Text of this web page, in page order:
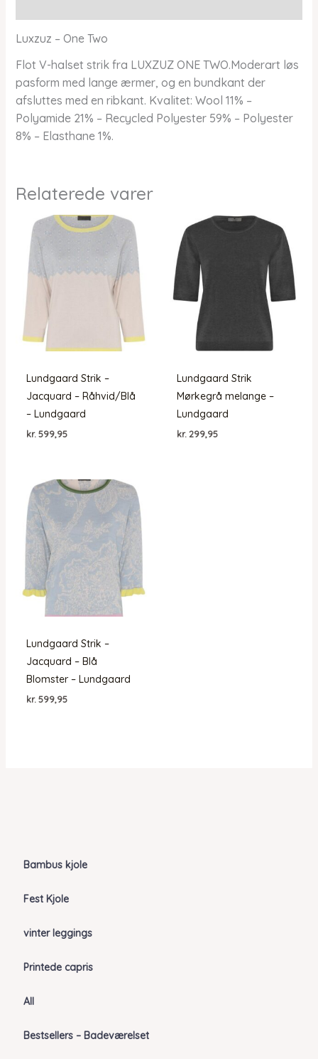
Bambus kjole
Fest Kjole
vinter leggings
Printede capris
All
Bestsellers – Badeværelset
Luxzuz – One Two
Flot V-halset strik fra LUXZUZ ONE TWO.Moderart løs
pasform med lange ærmer, og en bundkant der
afsluttes med en ribkant. Kvalitet: Wool 11% –
Polyamide 21% – Recycled Polyester 59% – Polyester
8% – Elasthane 1%.
Relaterede varer
Lundgaard Strik –
Jacquard – Råhvid/Blå
– Lundgaard
kr. 599,95
Lundgaard Strik
Mørkegrå melange –
Lundgaard
kr. 299,95
Lundgaard Strik –
Jacquard – Blå
Blomster – Lundgaard
kr. 599,95